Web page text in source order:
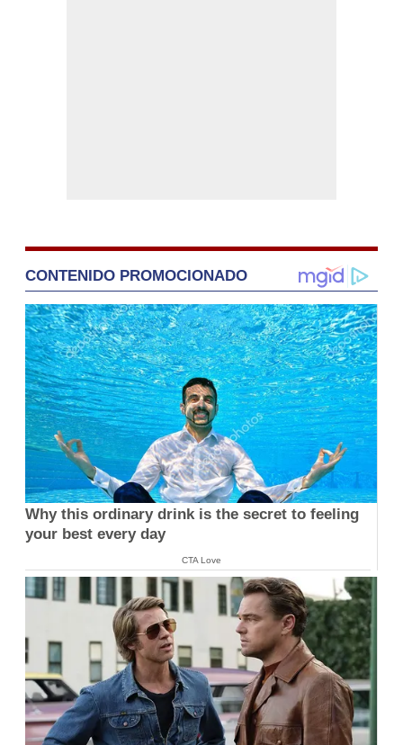
CONTENIDO PROMOCIONADO
Why this ordinary drink is the secret to feeling
your best every day
CTA Love